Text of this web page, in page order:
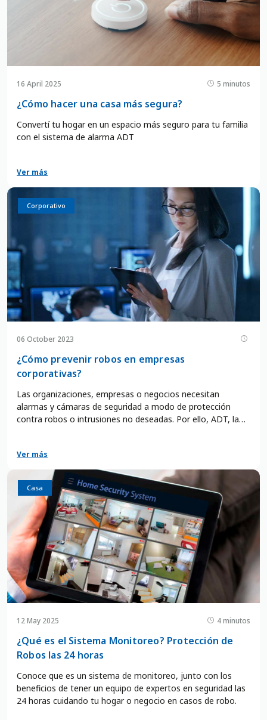
16 April 2025 5 minutos
¿Cómo hacer una casa más segura?
Convertí tu hogar en un espacio más seguro para tu familia
con el sistema de alarma ADT
Ver más
Negocio
Oficina
Corporativo
06 October 2023
¿Cómo prevenir robos en empresas
corporativas?
Las organizaciones, empresas o negocios necesitan
alarmas y cámaras de seguridad a modo de protección
contra robos o intrusiones no deseadas. Por ello, ADT, la
situaciones tan indeseadas.
Ver más
Casa
12 May 2025 4 minutos
¿Qué es el Sistema Monitoreo? Protección de
Robos las 24 horas
Conoce que es un sistema de monitoreo, junto con los
beneficios de tener un equipo de expertos en seguridad las
24 horas cuidando tu hogar o negocio en casos de robo.